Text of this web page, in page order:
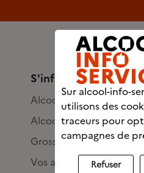
S'informer et
Alcool : où en êtes-vous
Alcool et fêtes
Grossesse et allaitement
Vos ados et l'alcool
Sur alcool-info-
utilisons des
traceurs pour
campagnes de
Refuser